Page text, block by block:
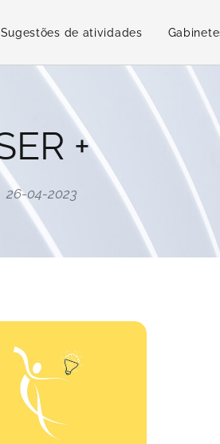
Sugestões de atividades
+
26-04-2023